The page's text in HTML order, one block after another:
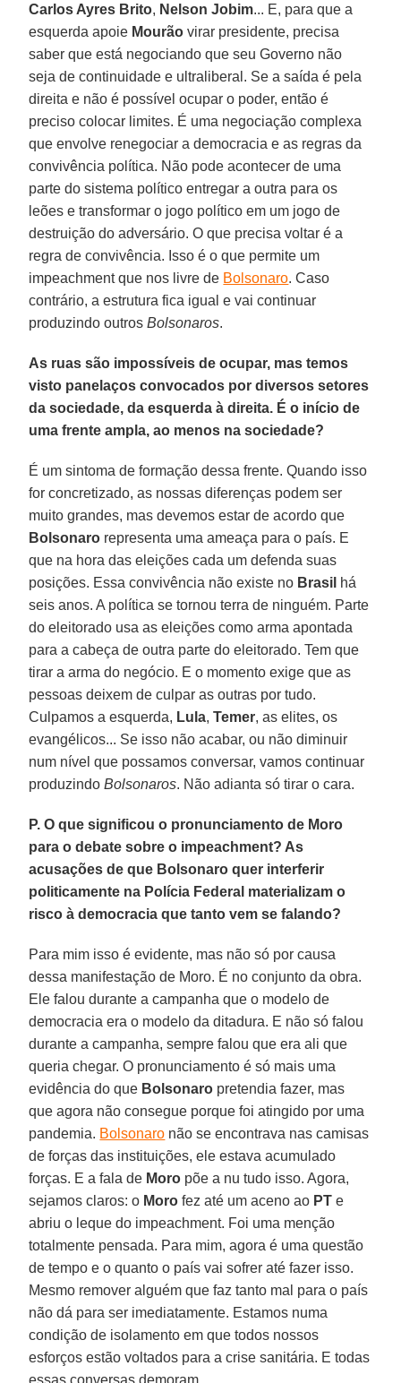
Carlos Ayres Brito, Nelson Jobim... E, para que a
esquerda apoie Mourão virar presidente, precisa
saber que está negociando que seu Governo não
seja de continuidade e ultraliberal. Se a saída é pela
direita e não é possível ocupar o poder, então é
preciso colocar limites. É uma negociação complexa
que envolve renegociar a democracia e as regras da
convivência política. Não pode acontecer de uma
parte do sistema político entregar a outra para os
leões e transformar o jogo político em um jogo de
destruição do adversário. O que precisa voltar é a
regra de convivência. Isso é o que permite um
impeachment que nos livre de Bolsonaro. Caso
contrário, a estrutura fica igual e vai continuar
produzindo outrosBolsonaros.
As ruas são impossíveis de ocupar, mas temos
visto panelaços convocados por diversos setores
da sociedade, da esquerda à direita. É o início de
uma frente ampla, ao menos na sociedade?
É um sintoma de formação dessa frente. Quando isso
for concretizado, as nossas diferenças podem ser
muito grandes, mas devemos estar de acordo que
Bolsonaro representa uma ameaça para o país. E
que na hora das eleições cada um defenda suas
posições. Essa convivência não existe no Brasil há
seis anos. A política se tornou terra de ninguém. Parte
do eleitorado usa as eleições como arma apontada
para a cabeça de outra parte do eleitorado. Tem que
tirar a arma do negócio. E o momento exige que as
pessoas deixem de culpar as outras por tudo.
Culpamos a esquerda, Lula,Temer, as elites, os
evangélicos... Se isso não acabar, ou não diminuir
num nível que possamos conversar, vamos continuar
produzindoBolsonaros. Não adianta só tirar o cara.
P. O que significou o pronunciamento de Moro
para o debate sobre o impeachment? As
acusações de que Bolsonaro quer interferir
politicamente na Polícia Federal materializam o
risco à democracia que tanto vem se falando?
Para mim isso é evidente, mas não só por causa
dessa manifestação de Moro. É no conjunto da obra.
Ele falou durante a campanha que o modelo de
democracia era o modelo da ditadura. E não só falou
durante a campanha, sempre falou que era ali que
queria chegar. O pronunciamento é só mais uma
evidência do que Bolsonaro pretendia fazer, mas
que agora não consegue porque foi atingido por uma
pandemia. Bolsonaro não se encontrava nas camisas
de forças das instituições, ele estava acumulado
forças. E a fala de Moro põe a nu tudo isso. Agora,
sejamos claros: o Moro fez até um aceno ao PT e
abriu o leque do impeachment. Foi uma menção
totalmente pensada. Para mim, agora é uma questão
de tempo e o quanto o país vai sofrer até fazer isso.
Mesmo remover alguém que faz tanto mal para o país
não dá para ser imediatamente. Estamos numa
condição de isolamento em que todos nossos
esforços estão voltados para a crise sanitária. E todas
essas conversas demoram.